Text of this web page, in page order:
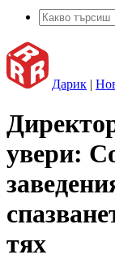
Дарик |
увери:
тях